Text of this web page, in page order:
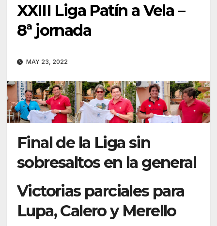
XXIII Liga Patín a Vela –
8ª jornada
MAY 23, 2022
Final de la Liga sin
sobresaltos en la general
Victorias parciales para
Lupa, Calero y Merello